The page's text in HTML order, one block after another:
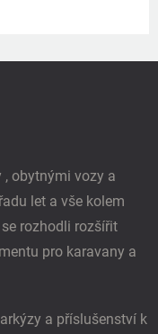
obytnými vozy a
let a vše kolem
rozhodli rozšířit
pro karavany a
a příslušenství k